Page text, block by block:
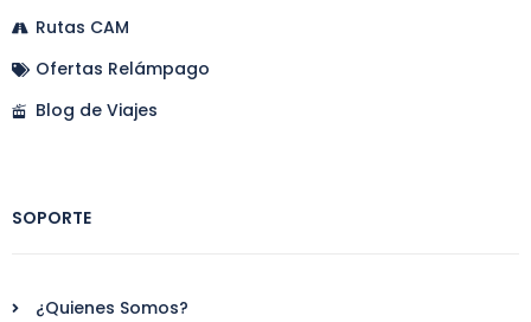
Rutas CAM
Ofertas Relámpago
Blog de Viajes
SOPORTE
¿Quienes Somos?